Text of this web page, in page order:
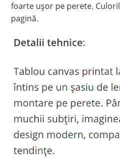
foarte ușor pe perete.
pagină.